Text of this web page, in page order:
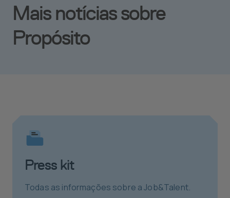
Mais notícias sobre
Propósito
Press kit
Todas as informações sobre a Job&Talent.